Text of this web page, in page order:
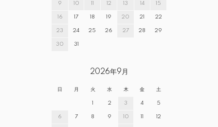
9 10 11 12 13 14 15
16 17 18 19 20 21 22
23 24 25 26 27 28 29
30 31
2026年9月
日 月 火 水 木 金 土
1 2 3 4 5
6 7 8 9 10 11 12